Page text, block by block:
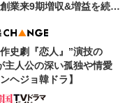
業来9期増収&増益を続け
史劇『恋人』”演技の
主人公の深い孤独や情愛
ヘジョ韓ドラ】